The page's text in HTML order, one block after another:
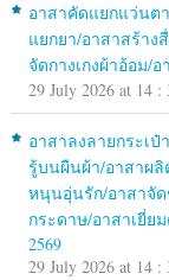
อาสาคัดแยกแว่นต
แยกยา/อาสาสร้าง
จัดกางเกงผ้าอ้อม/
29 July 2026 at 14 :
อาสาลงลายกระเ
รู้บนผืนผ้า/อาสาผ
หนุนอุ่นรัก/อาสาจัด
กระดาษ/อาสาเยี่ย
2569
29 July 2026 at 14 :